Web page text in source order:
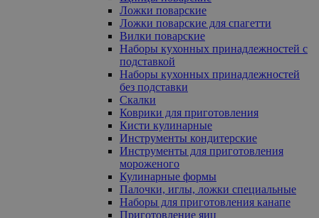
Ложки поварские
Ложки поварские для спагетти
Вилки поварские
Наборы кухонных принадлежностей с
подставкой
Наборы кухонных принадлежностей
без подставки
Скалки
Коврики для приготовления
Кисти кулинарные
Инструменты кондитерские
Инструменты для приготовления
мороженого
Кулинарные формы
Палочки, иглы, ложки специальные
Наборы для приготовления канапе
Приготовление яиц